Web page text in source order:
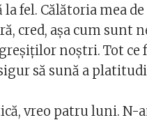
fel. Călătoria mea
cred, aşa cum sunt
noştri. Tot ce
să sună a
vreo patru luni. N-